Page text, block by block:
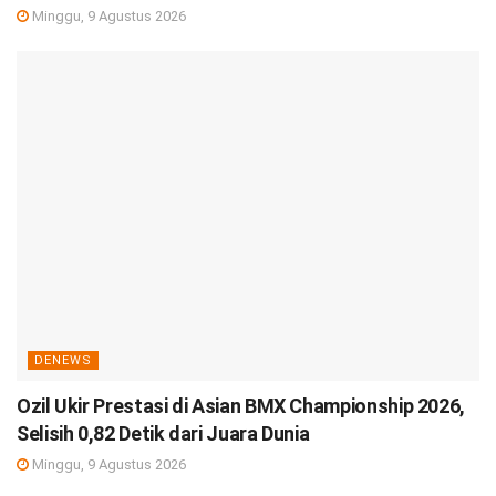
Minggu, 9 Agustus 2026
DENEWS
Ozil Ukir Prestasi di Asian BMX Championship 2026,
Selisih 0,82 Detik dari Juara Dunia
Minggu, 9 Agustus 2026